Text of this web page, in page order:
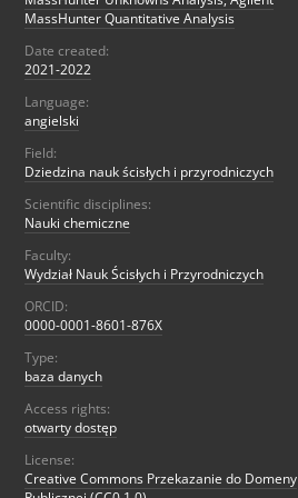
MassHunter Quantitative Analysis
Date created:
2021-2022
Language:
angielski
Field:
Dziedzina nauk ścisłych i przyrodniczych
Scientific disciplines:
Nauki chemiczne
Faculty:
Wydział Nauk Ścisłych i Przyrodniczych
ORCID:
0000-0001-8601-876X
Type:
baza danych
Access rights:
otwarty dostęp
License:
Creative Commons Przekazanie do Domeny